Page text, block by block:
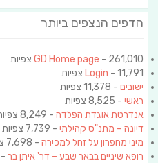
הדפים הנצפים ביותר
GD Home page - 261,010 צפיות
Login - 11,791 צפיות
ישובים - 11,378 צפיות
ראשי - 8,525 צפיות
אנדרטת אוגדת הפלדה - 8,249 צפיות
דיונה – מתנ"ס קהילתי - 7,739 צפיות
מיני מחפרון על זחל למכירה - 7,698 צפיות
רופא שיניים בבאר שבע – דר' איתן בר - 7,156 צפיות